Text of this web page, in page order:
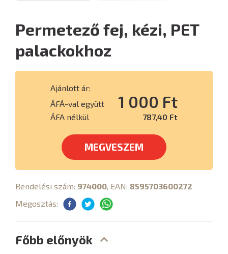
Permetező fej, kézi, PET
palackokhoz
Ajánlott ár:
ÁFÁ-val együtt
1 000 Ft
ÁFA nélkül 787,40 Ft
MEGVESZEM
Rendelési szám: 974000, EAN: 8595703600272
Megosztás:
Főbb előnyök